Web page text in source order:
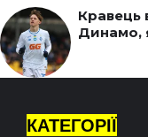
Кравець
Динамо,
КАТЕГОРІЇ